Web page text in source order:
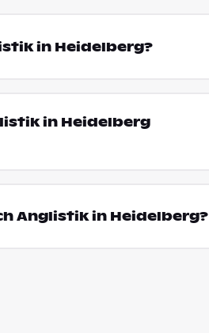
in Heidelberg?
in Heidelberg
Anglistik in Heidelberg?